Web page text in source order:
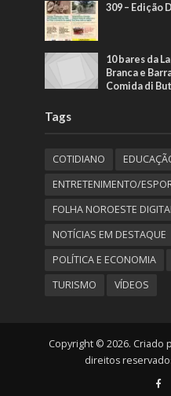
309 – Edição
10 bares da
Branca e
Comida di
Tags
COTIDIANO
ENTRETENIMENTO/
FOLHA NOROESTE
NOTÍCIAS EM DESTAQUE
POLÍTICA E ECONOMIA
TURISMO
VÍDEOS
Copyright © 2026. Criado
direitos